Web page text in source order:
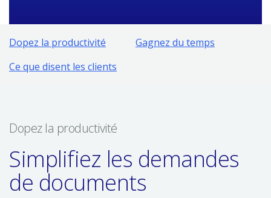
Dopez la productivité
Gagnez du temps
Ce que disent les clients
Dopez la productivité
Simplifiez les demandes
de documents